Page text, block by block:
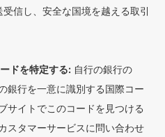
信し、安全な国境を越える取引
ドを特定する: 自行の銀行の
銀行を一意に識別する国際コー
サイトでこのコードを見つける
スタマーサービスに問い合わせ